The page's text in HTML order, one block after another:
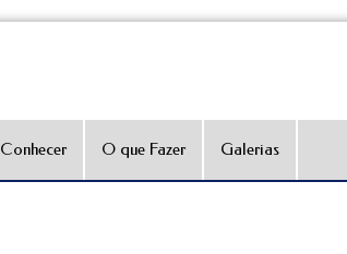
Conhecer O que Fazer Galerias